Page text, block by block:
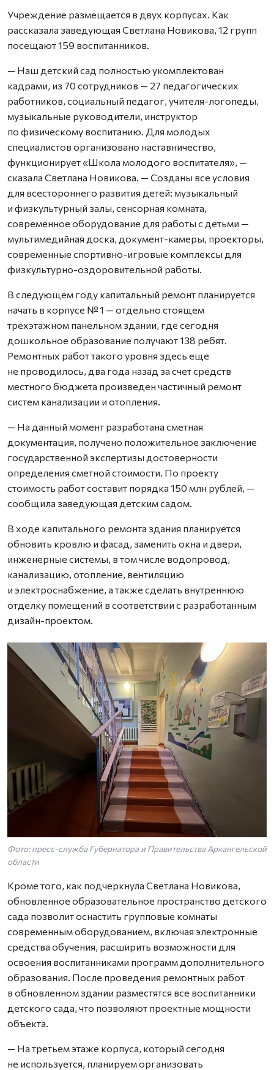
Учреждение размещается в двух корпусах. Как
рассказала заведующая Светлана Новикова, 12 групп
посещают 159 воспитанников.
— Наш детский сад полностью укомплектован
кадрами, из 70 сотрудников — 27 педагогических
работников, социальный педагог, учителя-логопеды,
музыкальные руководители, инструктор
по физическому воспитанию. Для молодых
специалистов организовано наставничество,
функционирует «Школа молодого воспитателя», —
сказала Светлана Новикова. — Созданы все условия
для всестороннего развития детей: музыкальный
и физкультурный залы, сенсорная комната,
современное оборудование для работы с детьми —
мультимедийная доска, документ-камеры, проекторы,
современные спортивно-игровые комплексы для
физкультурно-оздоровительной работы.
В следующем году капитальный ремонт планируется
начать в корпусе № 1 — отдельно стоящем
трехэтажном панельном здании, где сегодня
дошкольное образование получают 138 ребят.
Ремонтных работ такого уровня здесь еще
не проводилось, два года назад за счет средств
местного бюджета произведен частичный ремонт
систем канализации и отопления.
— На данный момент разработана сметная
документация, получено положительное заключение
государственной экспертизы достоверности
определения сметной стоимости. По проекту
стоимость работ составит порядка 150 млн рублей, —
сообщила заведующая детским садом.
В ходе капитального ремонта здания планируется
обновить кровлю и фасад, заменить окна и двери,
инженерные системы, в том числе водопровод,
канализацию, отопление, вентиляцию
и электроснабжение, а также сделать внутреннюю
отделку помещений в соответствии с разработанным
дизайн-проектом.
Фото: пресс-служба Губернатора и Правительства Архангельской
области
Кроме того, как подчеркнула Светлана Новикова,
обновленное образовательное пространство детского
сада позволит оснастить групповые комнаты
современным оборудованием, включая электронные
средства обучения, расширить возможности для
освоения воспитанниками программ дополнительного
образования. После проведения ремонтных работ
в обновленном здании разместятся все воспитанники
детского сада, что позволяют проектные мощности
объекта.
— На третьем этаже корпуса, который сегодня
не используется, планируем организовать